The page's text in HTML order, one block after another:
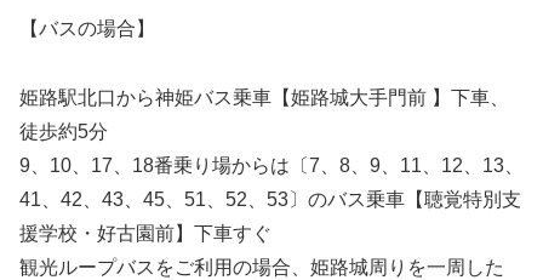
【バスの場合】
姫路駅北口から神姫バス乗車【姫路城大手門前 】下車、
徒歩約5分
9、10、17、18番乗り場からは〔7、8、9、11、12、13、
41、42、43、45、51、52、53〕のバス乗車【聴覚特別支
援学校・好古園前】下車すぐ
観光ループバスをご利用の場合、姫路城周りを一周した